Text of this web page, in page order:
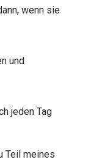
wenn sie
und
jeden Tag
Teil meines